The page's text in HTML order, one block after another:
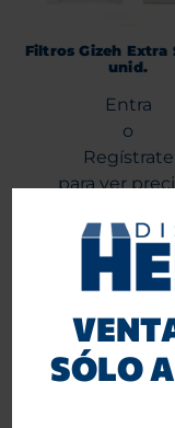
SÓLO
Filtros Gizeh Extra
unid.
Entra
o
Regístrate
para ver
Agregar al